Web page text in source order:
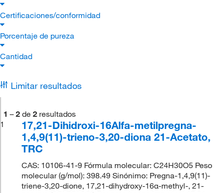
Certificaciones/conformidad
Porcentaje de pureza
Cantidad
Limitar resultados
1 – 2 de 2 resultados
1
17,21-Dihidroxi-16Alfa-metilpregna-
1,4,9(11)-trieno-3,20-diona 21-Acetato,
TRC
CAS: 10106-41-9 Fórmula molecular: C24H30O5 Peso
molecular (g/mol): 398.49 Sinónimo: Pregna-1,4,9(11)-
triene-3,20-dione, 17,21-dihydroxy-16α-methyl-, 21-